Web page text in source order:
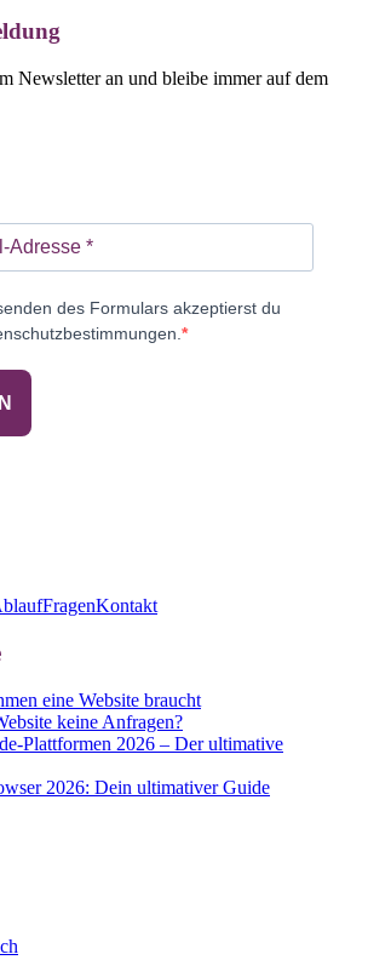
Newsletter an und bleibe immer auf dem
des Formulars akzeptierst du
FragenKontakt
eine Website braucht
keine Anfragen?
Plattformen 2026 – Der ultimative
2026: Dein ultimativer Guide